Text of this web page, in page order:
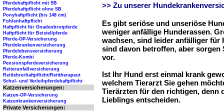
>> Zu unserer
Es gibt seriöse und unseriöse
weniger anfällige Hunderassen.
wachsen, sind leider anfälliger für
sind davon betroffen, aber sorgen
vor.
Ist Ihr Hund erst einmal krank
welchem Tierarzt Sie gehen
Tierärzten für den richtigen, denn
Lieblings entscheiden.
Pferdehaftpflicht mit SB
Pferdehaftpflicht ohne SB
Ponyhaftpflicht (bis 148 cm)
Fohlenhaftpflicht
Haftpflicht für Gnadenbrotpferde
Haftpflicht für Beistellpferde
Pferde-OP-Versicherung
Pferdekrankenversicherung
Pferdelebensversicherung
Pferde-Kombi
Pensionspferdeversicherung
Reiterunfallversicherung
Reitlehrerhaftpflicht/Reittherapeut
Schul- und Verleihpferdehaftpflicht
Katzenversicherungen:
Katzen-OP-Versicherung
Katzenkrankenversicherung
Private Versicherungen: